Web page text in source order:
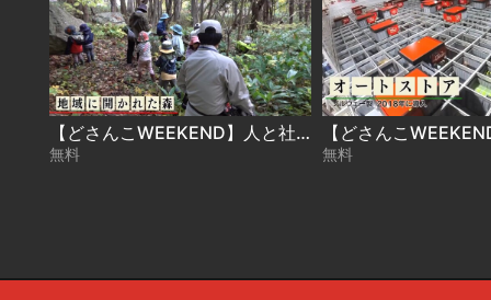
【どさんこWEEKEND】人と社会と地球のために「地域に根ざす！マテリアルの森」
無料 無料